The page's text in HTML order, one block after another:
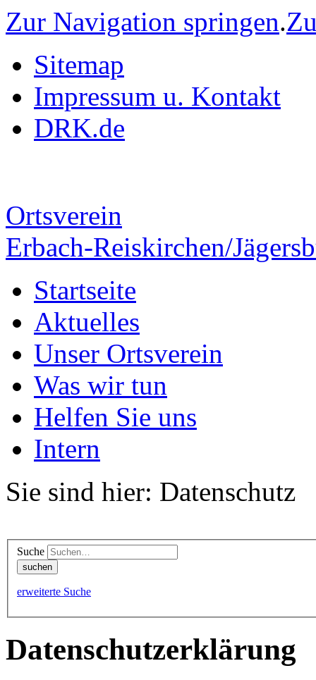
Zur Navigation springen.
Sitemap
Impressum u. Kontakt
DRK.de
Ortsverein
Erbach-Reiskirchen/
Startseite
Aktuelles
Unser Ortsverein
Was wir tun
Helfen Sie uns
Intern
Sie sind hier: Datenschutz
Suche
erweiterte Suche
Datenschutzerklärung